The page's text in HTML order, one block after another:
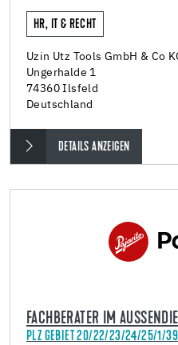
HR, IT & RECHT
Uzin Utz Tools GmbH & Co
Ungerhalde 1
74360 Ilsfeld
Deutschland
DETAILS ANZEIGEN
FACHBERATER IM
PLZ GEBIET 20/22/23/24/25/1/39